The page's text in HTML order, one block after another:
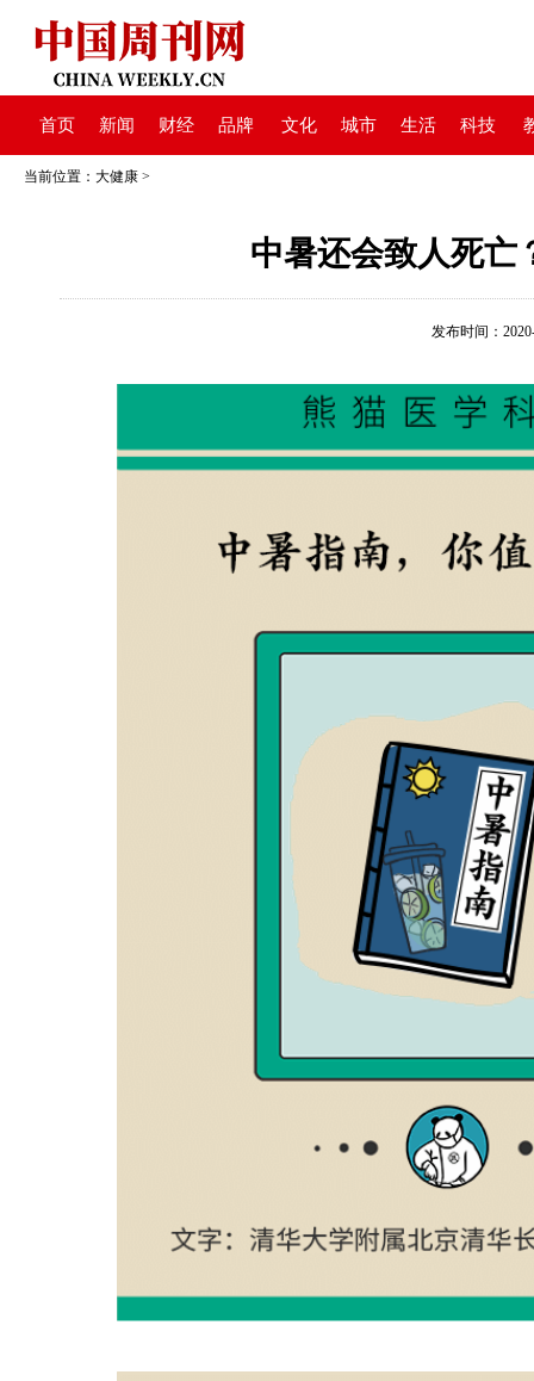
首页 新闻 财经 品牌 文化 城市 生活 科技
当前位置： 大健康 >
中暑还会致人死亡
发布时间：